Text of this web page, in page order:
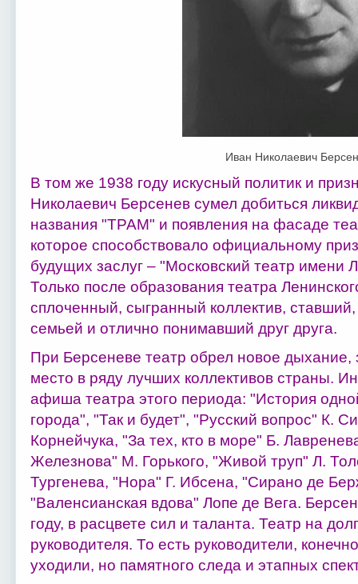
Иван Николаевич
В том же 1938 году искусный политик и
Николаевич Берсенев сумел добиться
названия "ТРАМ" и появления на фасаде
которое способствовало официальному
будущих заслуг – "Московский театр имени
Только после образования театра
сплоченный, сыгранный коллектив,
семьей и отлично понимавший друг друга.
При Берсеневе театр обрел новое дыхание,
место в ряду лучших коллективов страны.
афиша театра этого периода: "История
города", "Так и будет", "Русский вопрос" К.
Корнейчука, "За тех, кто в море" Б.
Железнова" М. Горького, "Живой труп" Л.
Тургенева, "Нора" Г. Ибсена, "Сирано де
"Валенсианская вдова" Лопе де Вега.
году, в расцвете сил и таланта. Театр на
руководителя. То есть руководители,
уходили, но памятного следа и этапных